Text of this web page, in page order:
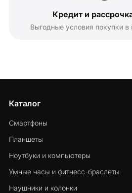
Кредит и
Выгодные условия покупки в
Каталог
Смартфоны
Планшеты
Ноутбуки и компьютеры
Умные часы и фитнесс-браслеты
Наушники и колонки